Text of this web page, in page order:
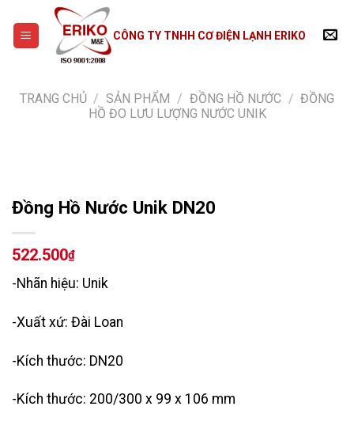
content
CÔNG TY TNHH CƠ ĐIỆN LẠNH ERIKO
TRANG CHỦ / SẢN PHẨM / ĐỒNG HỒ NƯỚC / ĐỒNG
HỒ ĐO LƯU LƯỢNG NƯỚC UNIK
Đồng Hồ Nước Unik DN20
522.500₫
-Nhãn hiệu: Unik
-Xuất xứ: Đài Loan
-Kích thước: DN20
-Kích thước: 200/300 x 99 x 106 mm